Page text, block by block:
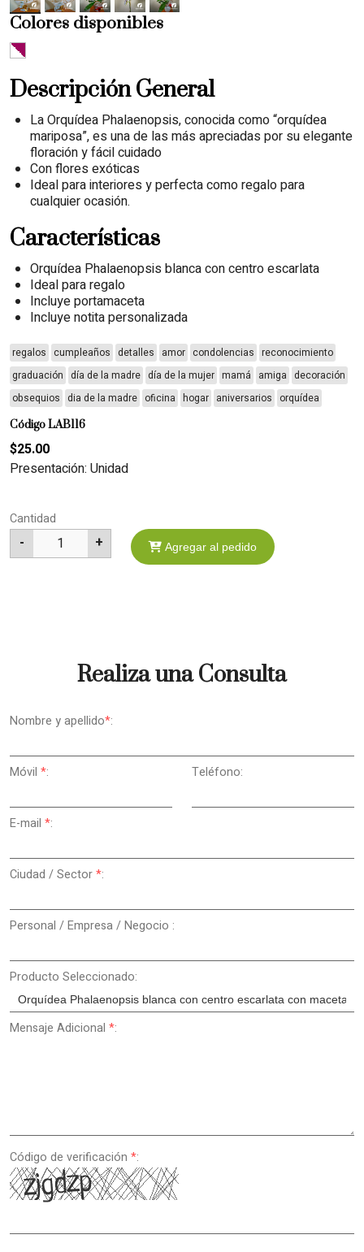
Colores disponibles
.
Descripción General
La Orquídea Phalaenopsis, conocida como “orquídea
mariposa”, es una de las más apreciadas por su elegante
floración y fácil cuidado
Con flores exóticas
Ideal para interiores y perfecta como regalo para
cualquier ocasión.
Características
Orquídea Phalaenopsis blanca con centro escarlata
Ideal para regalo
Incluye portamaceta
Incluye notita personalizada
regalos cumpleaños detalles amor condolencias reconocimiento
graduación día de la madre día de la mujer mamá amiga decoración
obsequios dia de la madre oficina hogar aniversarios orquídea
Código LAB116
$25.00
Presentación: Unidad
Cantidad
1 +
- Agregar al pedido
Realiza una Consulta
Nombre y apellido*:
Móvil *: Teléfono:
E-mail *:
Ciudad / Sector*:
Personal / Empresa / Negocio :
Producto Seleccionado:
Mensaje Adicional *:
Código de verificación *: